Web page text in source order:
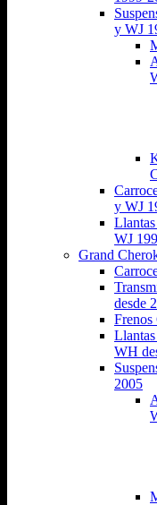
y WJ
y WJ
WJ
Grand
desde
WH
2005